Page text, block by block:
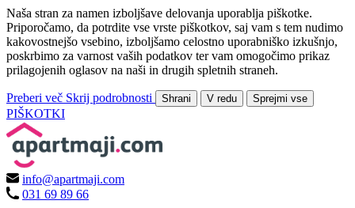
Naša stran za namen izboljšave delovanja uporablja piškotke.
Priporočamo, da potrdite vse vrste piškotkov, saj vam s tem nudimo
kakovostnejšo vsebino, izboljšamo celostno uporabniško izkušnjo,
poskrbimo za varnost vaših podatkov ter vam omogočimo prikaz
prilagojenih oglasov na naši in drugih spletnih straneh.
Preberi več Skrij podrobnosti Shrani V redu Sprejmi vse
PIŠKOTKI
info@apartmaji.com
031 69 89 66